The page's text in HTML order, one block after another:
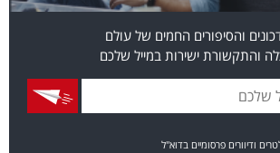
והסיפורים החמים של עולם
והתקשורת ישירות במייל שלכם
ודיוורים פרסומיים בדוא"ל